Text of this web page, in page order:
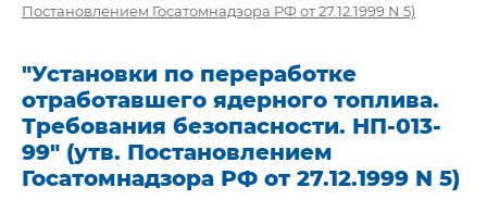
Постановлением Госатомнадзора РФ от 27.12.1999 N 5)
"Установки по переработке
отработавшего ядерного топлива.
Требования безопасности. НП-013-
99" (утв. Постановлением
Госатомнадзора РФ от 27.12.1999 N 5)